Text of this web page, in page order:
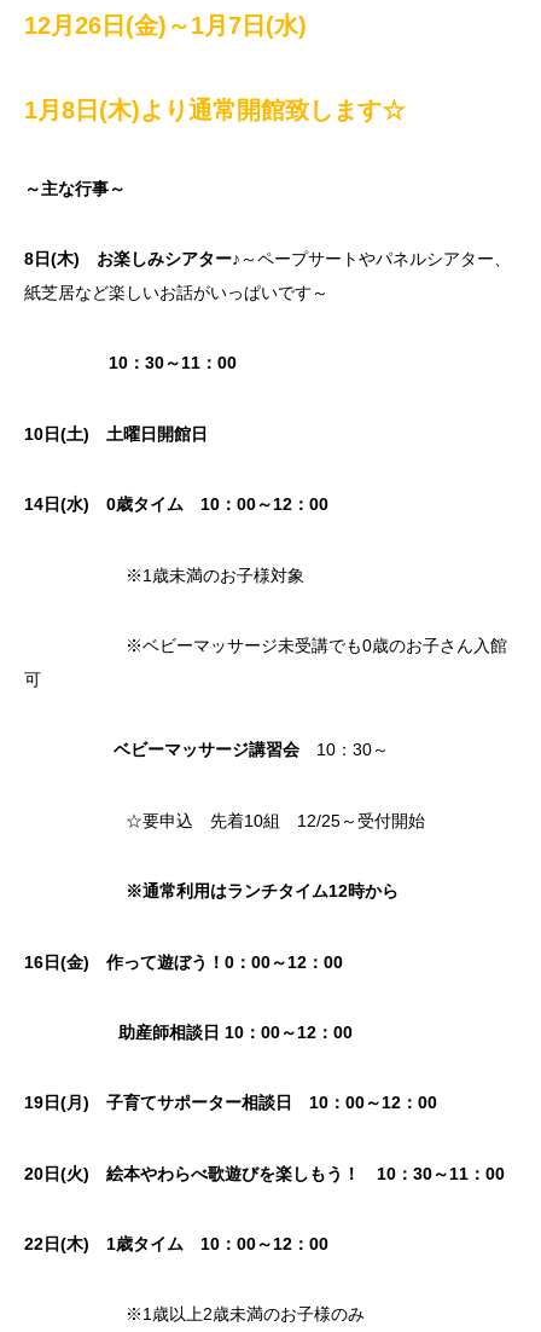
12月26日(金)～1月7日(水)
1月8日(木)より通常開館致します☆
～主な行事～
8日(木) お楽しみシアター♪ ～ペープサートやパネルシアター、
紙芝居など楽しいお話がいっぱいです～
10：30～11：00
10日(土) 土曜日開館日
14日(水) 0歳タイム 10：00～12：00
※1歳未満のお子様対象
※ベビーマッサージ未受講でも0歳のお子さん入館
可
ベビーマッサージ講習会 10：30～
☆要申込 先着10組 12/25～受付開始
※通常利用はランチタイム12時から
16日(金) 作って遊ぼう！0：00～12：00
助産師相談日 10：00～12：00
19日(月) 子育てサポーター相談日 10：00～12：00
20日(火) 絵本やわらべ歌遊びを楽しもう！ 10：30～11：00
22日(木) 1歳タイム 10：00～12：00
※1歳以上2歳未満のお子様のみ